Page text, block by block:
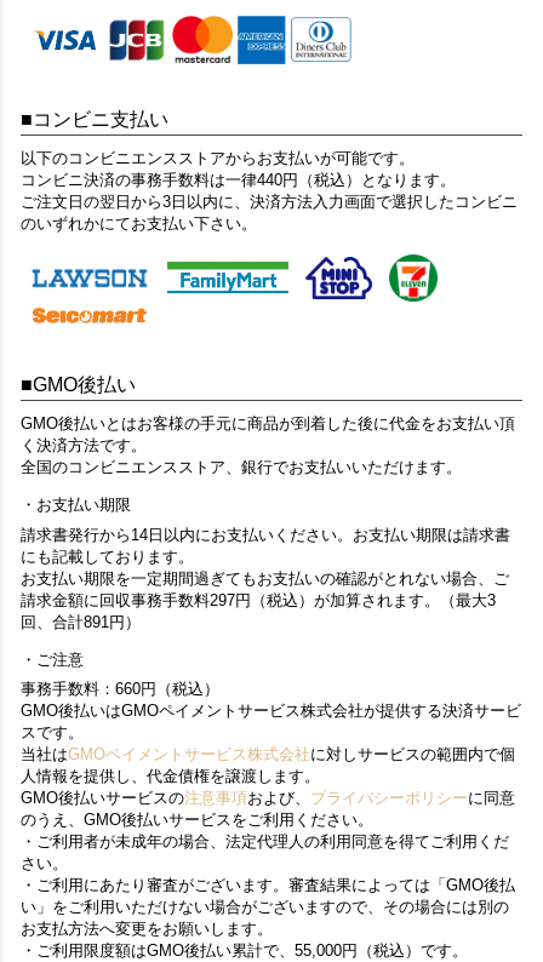
コンビニ支払い
以下のコンビニエンスストアからお支払いが可能です。
コンビニ決済の事務手数料は一律440円（税込）となります。
ご注文日の翌日から3日以内に、決済方法入力画面で選択したコンビニ
のいずれかにてお支払い下さい。
GMO後払い
GMO後払いとはお客様の手元に商品が到着した後に代金をお支払い頂
く決済方法です。
全国のコンビニエンスストア、銀行でお支払いいただけます。
お支払い期限
請求書発行から14日以内にお支払いください。お支払い期限は請求書
にも記載しております。
お支払い期限を一定期間過ぎてもお支払いの確認がとれない場合、ご
請求金額に回収事務手数料297円（税込）が加算されます。（最大3
回、合計891円）
ご注意
事務手数料：660円（税込）
GMO後払いはGMOペイメントサービス株式会社が提供する決済サービ
スです。
当社はGMOペイメントサービス株式会社に対しサービスの範囲内で個
人情報を提供し、代金債権を譲渡します。
GMO後払いサービスの注意事項および、 プライバシーポリシーに同意
のうえ、GMO後払いサービスをご利用ください。
・ご利用者が未成年の場合、法定代理人の利用同意を得てご利用くだ
さい。
・ご利用にあたり審査がございます。審査結果によっては「GMO後払
い」をご利用いただけない場合がございますので、その場合には別の
お支払方法へ変更をお願いします。
・ご利用限度額はGMO後払い累計で、55,000円（税込）です。